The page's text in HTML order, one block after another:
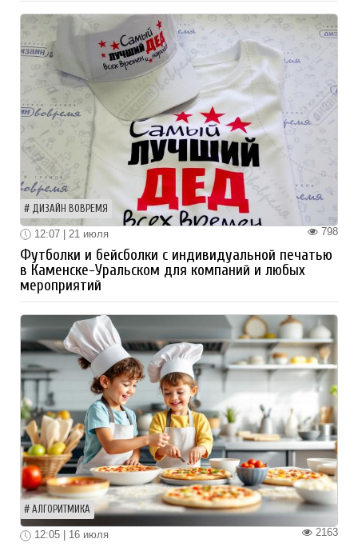
ДИЗАЙН ВОВРЕМЯ
798
12:07 | 21 июля
Футболки и бейсболки с индивидуальной печатью
в Каменске-Уральском для компаний и любых
мероприятий
АЛГОРИТМИКА
2163
12:05 | 16 июля